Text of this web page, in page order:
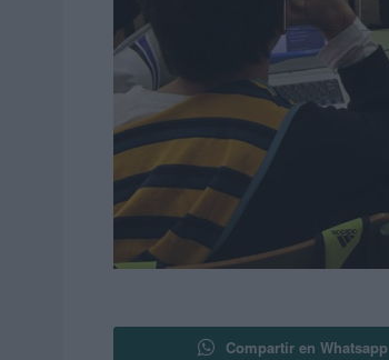
Compartir en Whatsapp